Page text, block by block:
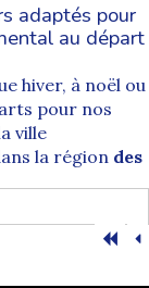
adaptés pour
au départ
hiver, à noël ou
pour nos
ville
la région des
par
exercice.